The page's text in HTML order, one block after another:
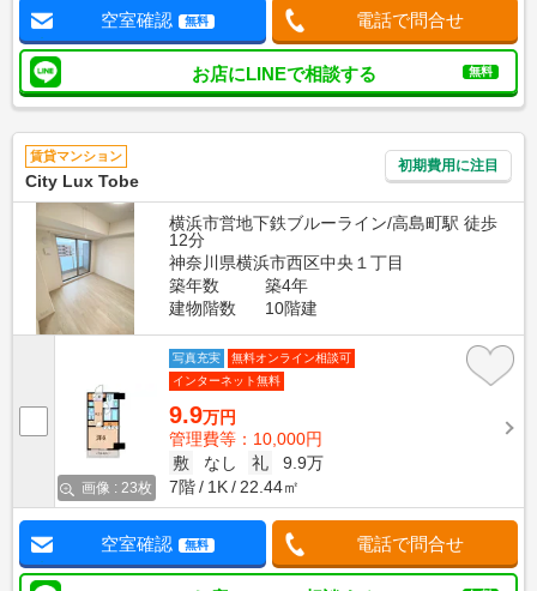
空室確認 無料 電話で問合せ
お店にLINEで相談する 無料
賃貸マンション
City Lux Tobe
初期費用に注目
横浜市営地下鉄ブルーライン/高島町駅 徒歩
12分
神奈川県横浜市西区中央１丁目
築年数
築4年
建物階数
10階建
画像 : 23枚
写真充実
無料オンライン相談可
インターネット無料
9.9万円
管理費等：10,000円
敷
なし 礼
9.9万
7階
1K 22.44㎡
空室確認 無料 電話で問合せ